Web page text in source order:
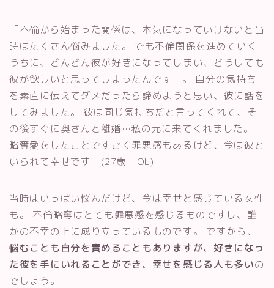
「不倫から始まった関係は、本気になっていけないと当
時はたくさん悩みました。 でも不倫関係を進めていく
うちに、どんどん彼が好きになってしまい、どうしても
彼が欲しいと思ってしまったんです…。 自分の気持ち
を素直に伝えてダメだったら諦めようと思い、彼に話を
してみました。 彼は同じ気持ちだと言ってくれて、そ
の後すぐに奥さんと離婚…私の元に来てくれました。
略奪愛をしたことですごく罪悪感もあるけど、今は彼と
いられて幸せです」(27歳・OL)
当時はいっぱい悩んだけど、今は幸せと感じている女性
も。 不倫略奪はとても罪悪感を感じるものですし、誰
かの不幸の上に成り立っているものです。 ですから、
悩むことも自分を責めることもありますが、好きになっ
た彼を手にいれることができ、幸せを感じる人も多いの
でしょう。